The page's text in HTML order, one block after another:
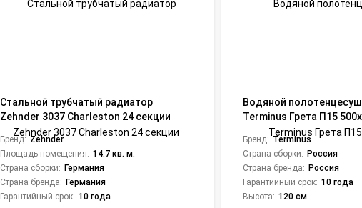
Стальной трубчатый радиатор
Zehnder 3037 Charleston 24 секции
Бренд: Zehnder
Площадь помещения: 14.7 кв. м.
Страна сборки: Германия
Страна бренда: Германия
Гарантийный срок: 10 года
Водяной
Terminus Грета П15
Бренд: Terminus
Страна сборки: Россия
Страна бренда: Россия
Гарантийный срок: 10 года
Высота: 120 см